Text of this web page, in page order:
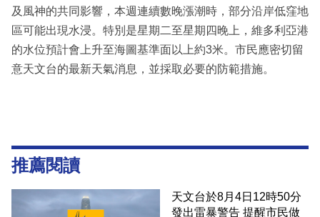
及風神的共同影響，本週連續數晚漲潮時，部分沿岸低窪地
區可能出現水浸。特別是星期二至星期四晚上，維多利亞港
的水位預計會上升至海圖基準面以上約3米。市民應密切留
意天文台的最新天氣消息，並採取必要的防範措施。
推薦閱讀
天文台於8月4日12時50分
發出雷暴警告 提醒市民做